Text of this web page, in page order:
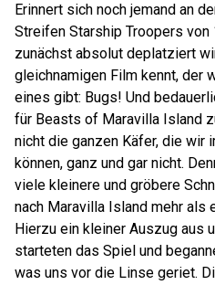
Erinnert sich noch jemand an
Streifen Starship Troopers
zunächst absolut deplatziert
gleichnamigen Film kennt, der
eines gibt: Bugs! Und
für Beasts of Maravilla Island
nicht die ganzen Käfer, die wir
können, ganz und gar nicht.
viele kleinere und gröbere
nach Maravilla Island mehr als
Hierzu ein kleiner Auszug aus
starteten das Spiel und
was uns vor die Linse geriet.